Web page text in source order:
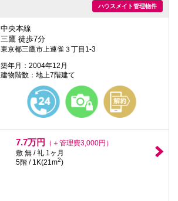
ハウスメイト管理物件
中央本線
三鷹 徒歩7分
東京都三鷹市上連雀３丁目1-3
築年月：2004年12月
建物階数：地上7階建て
7.7万円
（＋管理費3,000円）
敷 無 / 礼 1ヶ月
5階 / 1K(21m2)